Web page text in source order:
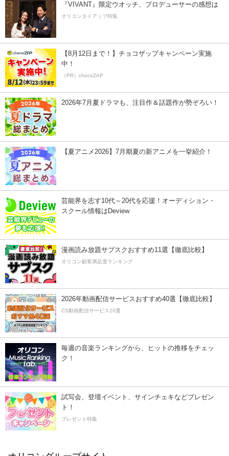
『VIVANT』限定ウオッチ、プロデューサーの感想は
オリコンタイアップ特集
【8月12日まで！】チョコザップキャンペーン実施
中！
（PR）chocoZAP
2026年7月夏ドラマも、注目作＆話題作が勢ぞろい！
【夏アニメ2026】7月期夏の新アニメを一挙紹介！
芸能界を志す10代～20代を応援！オーディション・
スクール情報はDeview
漫画読み放題サブスクおすすめ11選【徹底比較】
オリコン顧客満足度ランキング
2026年動画配信サービスおすすめ40選【徹底比較】
CS動画配信サービス20選
毎週の音楽ランキングから、ヒットの推移をチェッ
ク！
試写会、登壇イベント、サインチェキなどプレゼン
ト！
プレゼント特集